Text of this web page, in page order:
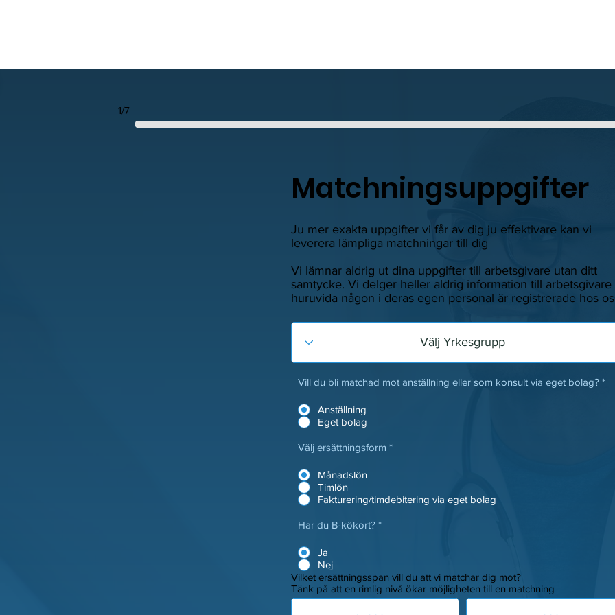
1/7
Matchningsuppgifter
Ju mer exakta uppgifter vi får av dig ju effektivare kan vi
leverera lämpliga matchningar till dig
Vi lämnar aldrig ut dina uppgifter till arbetsgivare utan ditt
samtycke. Vi delger heller aldrig information till arbetsgivare
huruvida någon i deras egen personal är registrerade hos
Välj ersättningsform *
Månadslön
Timlön
Fakturering/timdebitering via eget bolag
Vilket ersättningsspan vill du att vi matchar dig mot?
Tänk på att en rimlig nivå ökar möjligheten till en matchning
Vill du bli matchad mot anställning eller som konsult via eget bolag? *
Anställning
Eget bolag
Har du B-kökort? *
Ja
Nej